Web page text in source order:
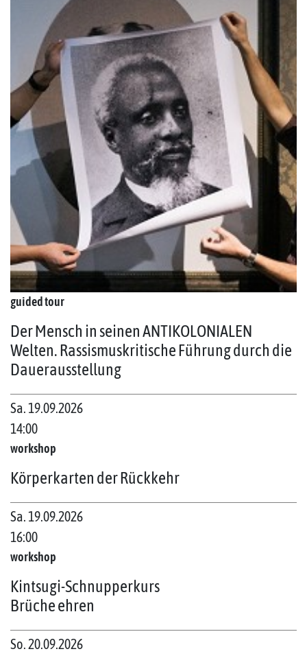
guided tour
Der Mensch in seinen ANTIKOLONIALEN
Welten. Rassismuskritische Führung durch die
Dauerausstellung
Sa. 19.09.2026
14:00
workshop
Körperkarten der Rückkehr
Sa. 19.09.2026
16:00
workshop
Kintsugi-Schnupperkurs
Brüche ehren
So. 20.09.2026